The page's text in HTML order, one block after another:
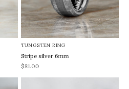
TUNGSTEN RING
Stripe silver 6mm
REA-pris
$81.00